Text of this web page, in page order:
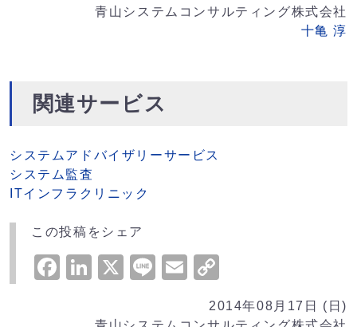
青山システムコンサルティング株式会社
十亀 淳
関連サービス
システムアドバイザリーサービス
システム監査
ITインフラクリニック
この投稿をシェア
Facebook
LinkedIn
X LineEmail
Link
2014年08月17日 (日)